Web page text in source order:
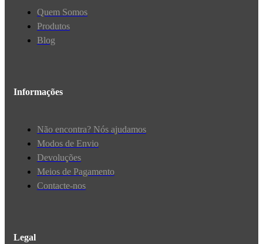
Quem Somos
Produtos
Blog
Informações
Não encontra? Nós ajudamos
Modos de Envio
Devoluções
Meios de Pagamento
Contacte-nos
Legal